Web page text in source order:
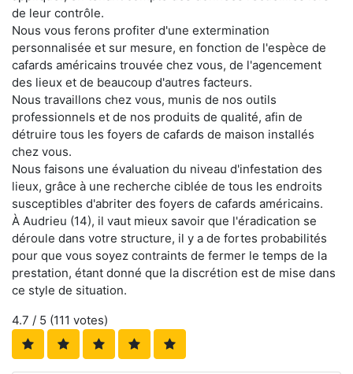
de leur contrôle.
Nous vous ferons profiter d'une extermination
personnalisée et sur mesure, en fonction de l'espèce de
cafards américains trouvée chez vous, de l'agencement
des lieux et de beaucoup d'autres facteurs.
Nous travaillons chez vous, munis de nos outils
professionnels et de nos produits de qualité, afin de
détruire tous les foyers de cafards de maison installés
chez vous.
Nous faisons une évaluation du niveau d'infestation des
lieux, grâce à une recherche ciblée de tous les endroits
susceptibles d'abriter des foyers de cafards américains.
À Audrieu (14), il vaut mieux savoir que l'éradication se
déroule dans votre structure, il y a de fortes probabilités
pour que vous soyez contraints de fermer le temps de la
prestation, étant donné que la discrétion est de mise dans
ce style de situation.
4.7 / 5 (111 votes)